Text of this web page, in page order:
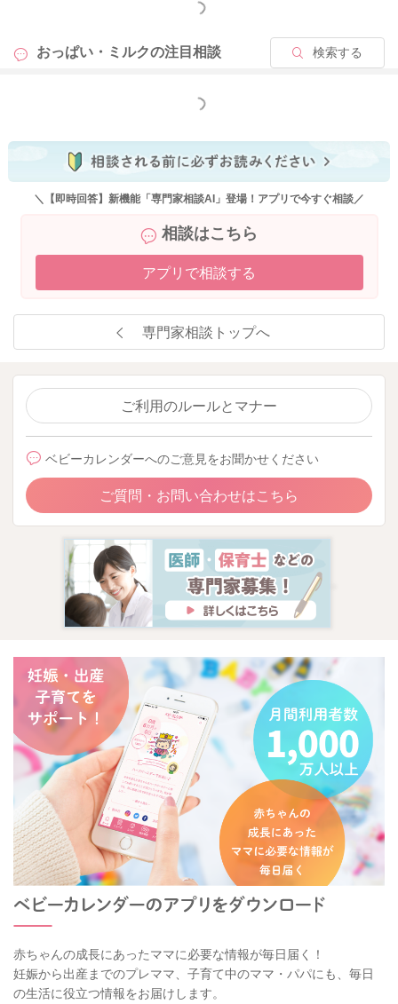
2025/8/19 12:06
もっと見る
おっぱい・ミルクの注目相談 検索する
もっと見る
＼【即時回答】新機能「専門家相談AI」登場！アプリで今すぐ相談／
相談はこちら
アプリで相談する
専門家相談トップへ
ご利用のルールとマナー
ベビーカレンダーへのご意見をお聞かせください
ご質問・お問い合わせはこちら
赤ちゃんの成長にあったママに必要な情報が毎日届く！
妊娠から出産までのプレママ、子育て中のママ・パパにも、毎日
の生活に役立つ情報をお届けします。